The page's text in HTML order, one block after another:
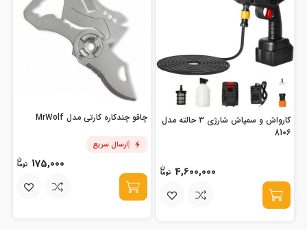
کارواش و سمپاش شارژی 3 حالته مدل
8106
4,600,000
چاقو چندکاره کارتی مدل MrWolf
ارسال سریع
175,000